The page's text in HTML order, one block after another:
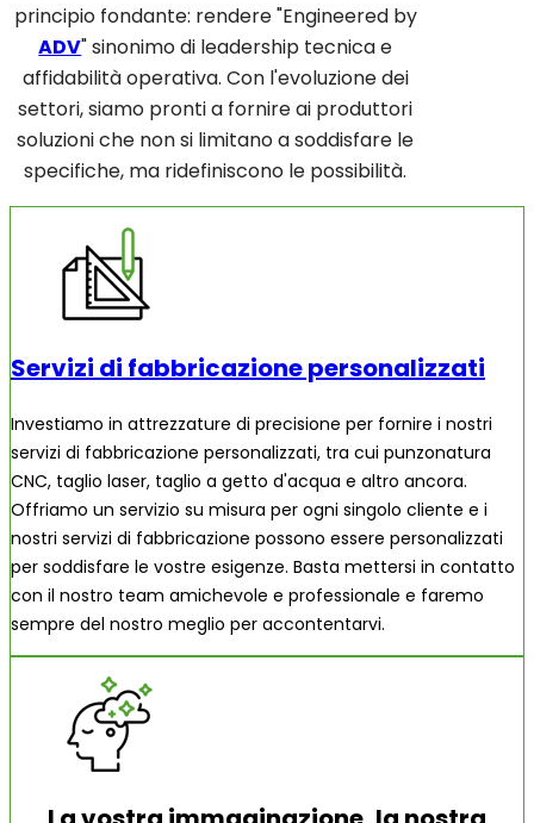
principio fondante: rendere "Engineered by
ADV" sinonimo di leadership tecnica e
affidabilità operativa. Con l'evoluzione dei
settori, siamo pronti a fornire ai produttori
soluzioni che non si limitano a soddisfare le
specifiche, ma ridefiniscono le possibilità.
Servizi di fabbricazione personalizzati
Investiamo in attrezzature di precisione per fornire i nostri
servizi di fabbricazione personalizzati, tra cui punzonatura
CNC, taglio laser, taglio a getto d'acqua e altro ancora.
Offriamo un servizio su misura per ogni singolo cliente e i
nostri servizi di fabbricazione possono essere personalizzati
per soddisfare le vostre esigenze. Basta mettersi in contatto
con il nostro team amichevole e professionale e faremo
sempre del nostro meglio per accontentarvi.